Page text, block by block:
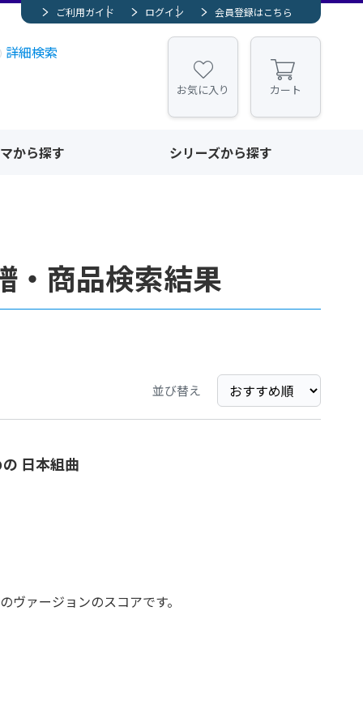
ご利用ガイド ログイン 会員登録はこちら
詳細検索
お気に入り カート
から探す シリーズから探す
商品検索結果
並び替え
日本組曲
ァージョンのスコアです。